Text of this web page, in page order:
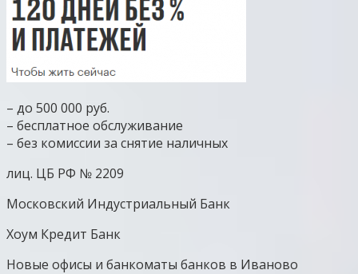
– до 500 000 руб.
– бесплатное обслуживание
– без комиссии за снятие наличных
лиц. ЦБ РФ № 2209
Московский Индустриальный Банк
Хоум Кредит Банк
Новые офисы и банкоматы банков в Иваново